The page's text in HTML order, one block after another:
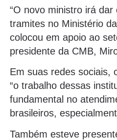
“O novo ministro irá dar
tramites no Ministério
colocou em apoio ao
presidente da CMB,
Em suas redes sociais,
“o trabalho dessas
fundamental no
brasileiros,
Também esteve